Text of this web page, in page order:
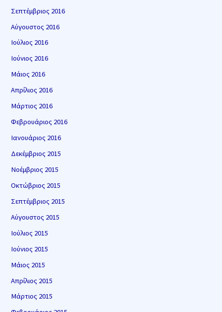
Σεπτέμβριος 2016
Αύγουστος 2016
Ιούλιος 2016
Ιούνιος 2016
Μάιος 2016
Απρίλιος 2016
Μάρτιος 2016
Φεβρουάριος 2016
Ιανουάριος 2016
Δεκέμβριος 2015
Νοέμβριος 2015
Οκτώβριος 2015
Σεπτέμβριος 2015
Αύγουστος 2015
Ιούλιος 2015
Ιούνιος 2015
Μάιος 2015
Απρίλιος 2015
Μάρτιος 2015